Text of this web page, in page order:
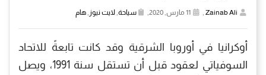
Zainab Ali سياحة لايت نيوز هام
أوكرانيا في أوروبا الشرقية وقد كانت تابعةً للاتحاد
السوفياتي لعقود قبل أن تستقل سنة 1991، ويصل